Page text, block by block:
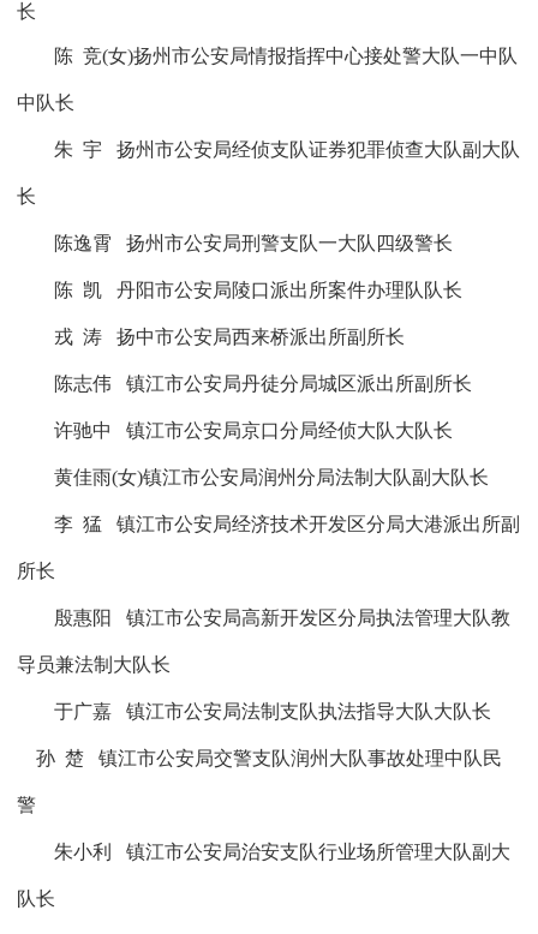
长
陈 竞(女)扬州市公安局情报指挥中心接处警大队一中队
中队长
朱 宇 扬州市公安局经侦支队证券犯罪侦查大队副大队
长
陈逸霄 扬州市公安局刑警支队一大队四级警长
陈 凯 丹阳市公安局陵口派出所案件办理队队长
戎 涛 扬中市公安局西来桥派出所副所长
陈志伟 镇江市公安局丹徒分局城区派出所副所长
许驰中 镇江市公安局京口分局经侦大队大队长
黄佳雨(女)镇江市公安局润州分局法制大队副大队长
李 猛 镇江市公安局经济技术开发区分局大港派出所副
所长
殷惠阳 镇江市公安局高新开发区分局执法管理大队教
导员兼法制大队长
于广嘉 镇江市公安局法制支队执法指导大队大队长
孙 楚 镇江市公安局交警支队润州大队事故处理中队民
警
朱小利 镇江市公安局治安支队行业场所管理大队副大
队长